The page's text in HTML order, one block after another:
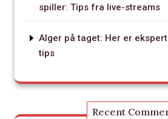
spiller: Tips fra live-streams
Alger på taget: Her er
tips
Recent